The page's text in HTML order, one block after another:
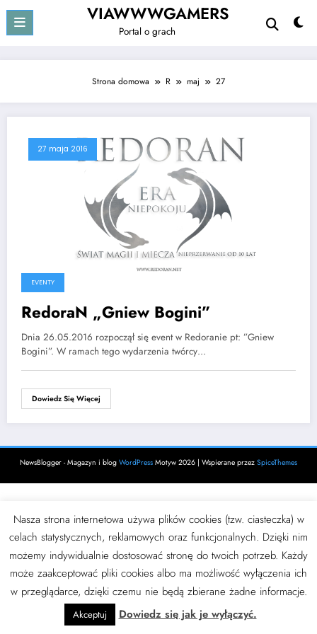
treści
VIAWWWGAMERS
Portal o grach
Strona domowa R maj 27
27 maja 2016
EVENTY
RedoraN „Gniew Bogini”
Dnia 26.05.2016 rozpoczął się event w Redoranie pt: ”Gniew
Bogini”. W ramach tego wydarzenia twórcy…
Dowiedz Się Więcej
NewsBlogger - Magazyn i blog WordPress Motyw 2026 | Wspierane przez SpiceThemes
Nasza strona internetowa używa plików cookies (tzw. ciasteczka) w
celach statystycznych, reklamowych oraz funkcjonalnych. Dzięki nim
możemy indywidualnie dostosować stronę do twoich potrzeb. Każdy
może zaakceptować pliki cookies albo ma możliwość wyłączenia ich
w przeglądarce, dzięki czemu nie będą zbierane żadne informacje.
Akceptuj Dowiedz się jak je wyłączyć.